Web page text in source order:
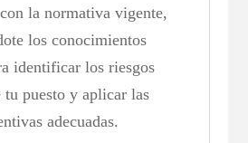
la normativa vigente,
los conocimientos
identificar los riesgos
tu puesto y aplicar las
adecuadas.